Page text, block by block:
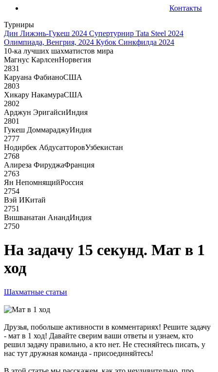
Контакты
Турниры
Дин Лижэнь-Гукеш 2024 Супертурнир Tata Steel 2024
Олимпиада, Венгрия, 2024 Кубок Синкфилда 2024
10-ка лучших шахматистов мира
Магнус КарлсенНорвегия
2831
Каруана ФабианоСША
2803
Хикару НакамураСША
2802
Арджун ЭригайсиИндия
2801
Гукеш ДоммараджуИндия
2777
Нодирбек АбдусатторовУзбекистан
2768
Алиреза ФируджаФранция
2763
Ян НепомнящийРоссия
2754
Вэй ИКитай
2751
Вишванатан АнандИндия
2750
На задачу 15 секунд. Мат в 1
ход
Шахматные статьи
Друзья, побольше активности в комментариях! Решите задачу
- мат в 1 ход! Давайте сверим ваши ответы и узнаем, кто
решил задачу правильно, а кто нет. Не стесняйтесь писать, у
нас тут дружная команда - присоединяйтесь!